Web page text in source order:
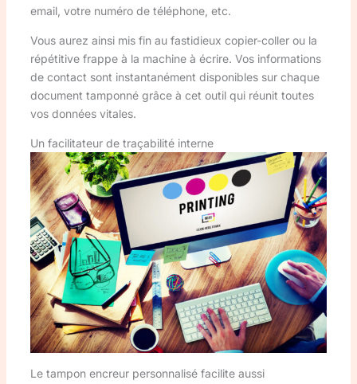
email, votre numéro de téléphone, etc.
Vous aurez ainsi mis fin au fastidieux copier-coller ou la
répétitive frappe à la machine à écrire. Vos informations
de contact sont instantanément disponibles sur chaque
document tamponné grâce à cet outil qui réunit toutes
vos données vitales.
Un facilitateur de traçabilité interne
Le tampon encreur personnalisé facilite aussi